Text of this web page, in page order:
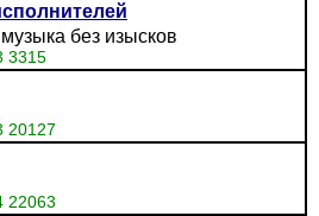
без изысков
3315
20127
22063